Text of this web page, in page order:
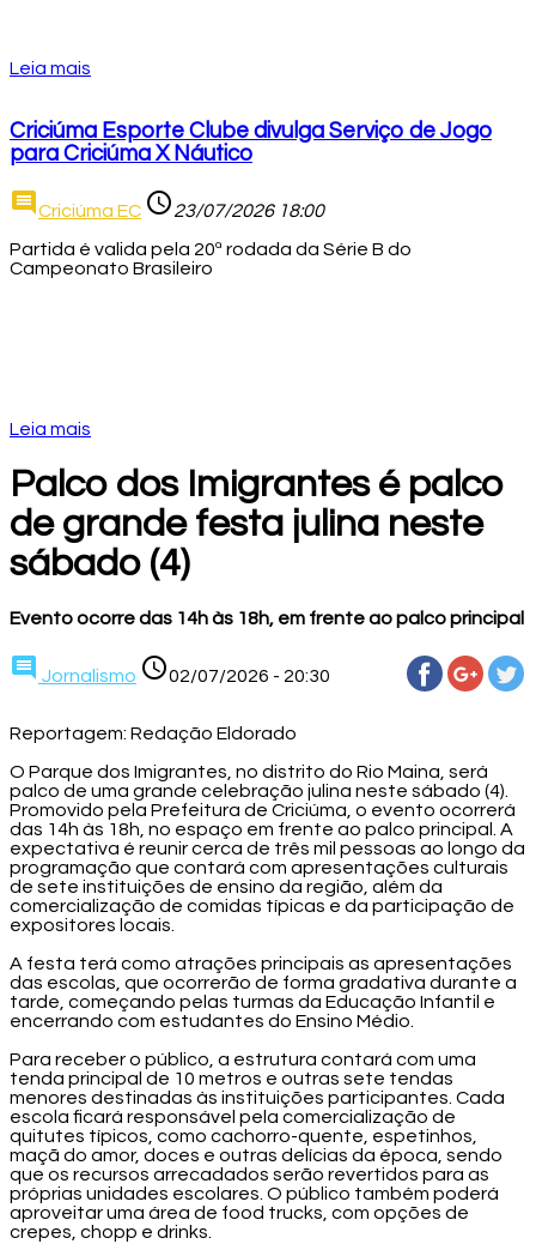
Leia mais
Criciúma Esporte Clube divulga Serviço de Jogo
para Criciúma X Náutico
commentCriciúma EC access_time23/07/2026 18:00
Partida é valida pela 20ª rodada da Série B do
Campeonato Brasileiro
Leia mais
Palco dos Imigrantes é palco
de grande festa julina neste
sábado (4)
Evento ocorre das 14h às 18h, em frente ao palco principal
comment Jornalismo access_time02/07/2026 - 20:30
Reportagem: Redação Eldorado
O Parque dos Imigrantes, no distrito do Rio Maina, será
palco de uma grande celebração julina neste sábado (4).
Promovido pela Prefeitura de Criciúma, o evento ocorrerá
das 14h às 18h, no espaço em frente ao palco principal. A
expectativa é reunir cerca de três mil pessoas ao longo da
programação que contará com apresentações culturais
de sete instituições de ensino da região, além da
comercialização de comidas típicas e da participação de
expositores locais.
A festa terá como atrações principais as apresentações
das escolas, que ocorrerão de forma gradativa durante a
tarde, começando pelas turmas da Educação Infantil e
encerrando com estudantes do Ensino Médio.
Para receber o público, a estrutura contará com uma
tenda principal de 10 metros e outras sete tendas
menores destinadas às instituições participantes. Cada
escola ficará responsável pela comercialização de
quitutes típicos, como cachorro-quente, espetinhos,
maçã do amor, doces e outras delícias da época, sendo
que os recursos arrecadados serão revertidos para as
próprias unidades escolares. O público também poderá
aproveitar uma área de food trucks, com opções de
crepes, chopp e drinks.